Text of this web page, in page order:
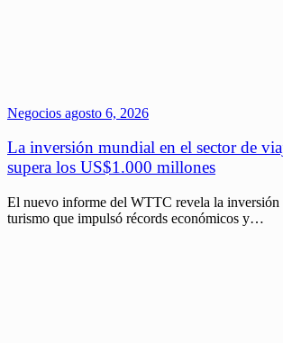
Negocios agosto 6, 2026
La inversión mundial en el sector de
supera los US$1.000 millones
El nuevo informe del WTTC revela la inversión
turismo que impulsó récords económicos y…